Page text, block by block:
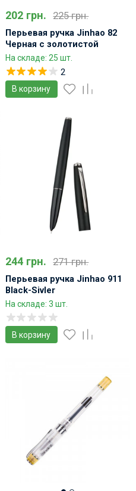
202 грн. 225 грн.
Перьевая ручка Jinhao 82
Черная с золотистой
отделкой
На складе: 25 шт.
2
В корзину
244 грн. 271 грн.
Перьевая ручка Jinhao 911
Black-Sivler
На складе: 3 шт.
В корзину